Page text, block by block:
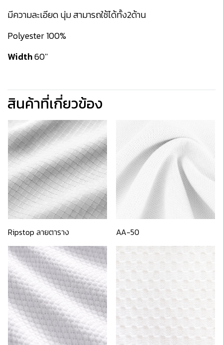
มีความละเอียด นุ่ม สามารถใช้ได้ทั้ง2ด้าน
Polyester 100%
Width60''
สินค้าที่เกี่ยวข้อง
Ripstop ลายตาราง AA-50